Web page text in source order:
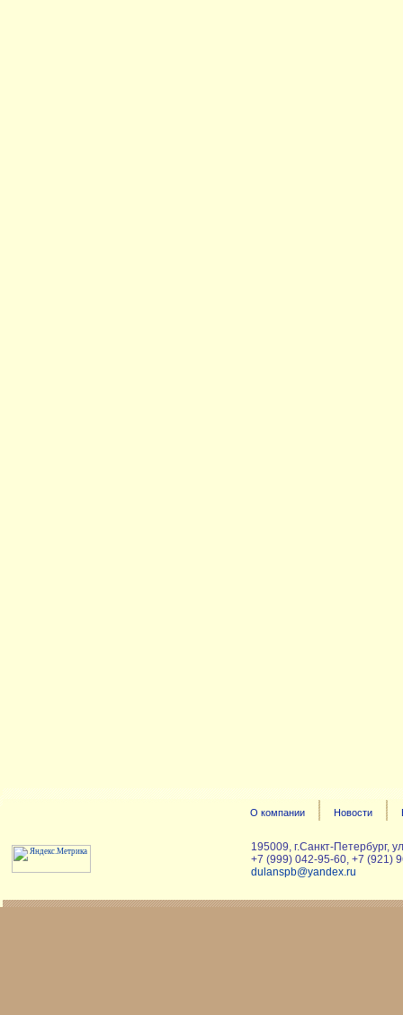
О компании Новости
195009, г.Санкт-Петербург,
+7 (999) 042-95-60, +7 (921)
dulanspb@yandex.ru